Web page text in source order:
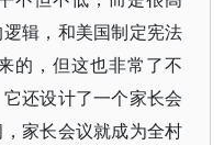
辑，和美国制定宪法
的，但这也非常了不
还设计了一个家长会
家长会议就成为全村